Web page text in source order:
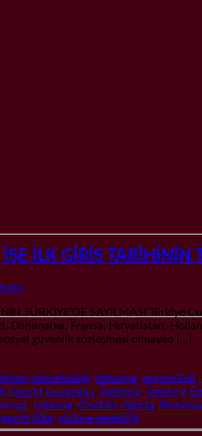
İLK GİRİŞ TARİHİNİN
TÜRKİYE’DE SAYILMASI Türkiye
Danimarka, Fransa, Hırvatistan,
güvenlik sözleşmesi olmayan […]
vatandasligi, almanya, arnavutluk,
sigorta baslangici, İngiltere, İngiltere
, polanya, Quebec sigorta,
ülke, türkiye emeklilik